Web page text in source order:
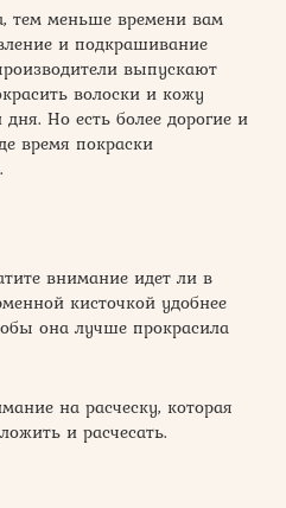
тем меньше времени вам
и подкрашивание
выпускают
волоски и кожу
Но есть более дорогие и
время покраски
внимание идет ли в
кисточкой удобнее
она лучше прокрасила
на расческу, которая
и расчесать.